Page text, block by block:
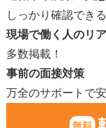
しっかり確認できる
現場で働く人のリ
多数掲載！
事前の面接対策
万全のサポートで安